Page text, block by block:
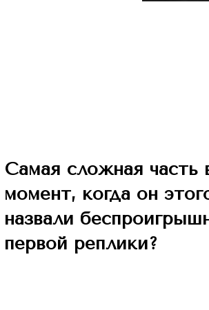
Самая сложная часть
момент, когда он
назвали
первой реплики?